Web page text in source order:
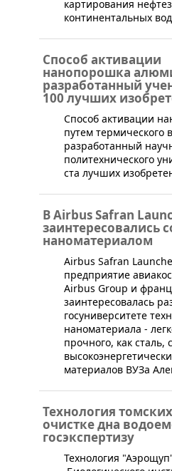
картирования
континентальных
Способ активации
нанопорошка
разработанный
100 лучших
​Способ активации
путем термического
разработанный
политехнического
ста лучших
В Airbus Safran
заинтересовались
наноматериалом
​Airbus Safran
предприятие
Airbus Group и
заинтересовалась
госуниверситете
наноматериала -
прочного, как
материалов ВУЗа
Технология
очистке дна
госэкспертизу
Технология